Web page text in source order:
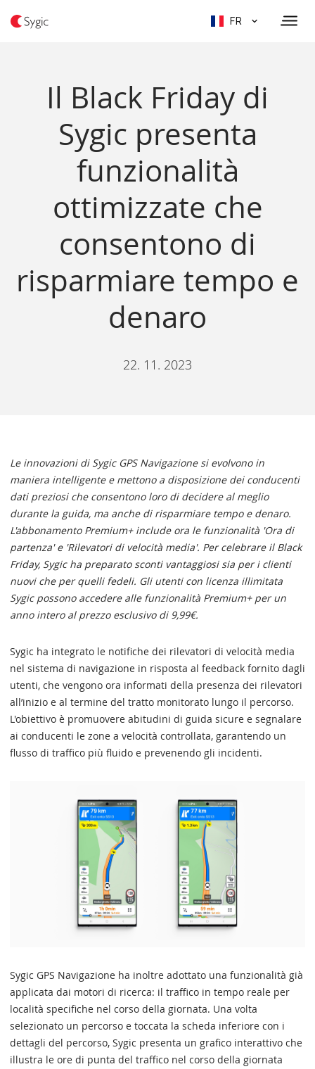
FR
Il Black Friday di
Sygic presenta
funzionalità
ottimizzate che
consentono di
risparmiare tempo e
denaro
22. 11. 2023
Le innovazioni di Sygic GPS Navigazione si evolvono in
maniera intelligente e mettono a disposizione dei conducenti
dati preziosi che consentono loro di decidere al meglio
durante la guida, ma anche di risparmiare tempo e denaro.
L'abbonamento Premium+ include ora le funzionalità 'Ora di
partenza' e 'Rilevatori di velocità media'. Per celebrare il Black
Friday, Sygic ha preparato sconti vantaggiosi sia per i clienti
nuovi che per quelli fedeli. Gli utenti con licenza illimitata
Sygic possono accedere alle funzionalità Premium+ per un
anno intero al prezzo esclusivo di 9,99€.
Sygic ha integrato le notifiche dei rilevatori di velocità media
nel sistema di navigazione in risposta al feedback fornito dagli
utenti, che vengono ora informati della presenza dei rilevatori
all’inizio e al termine del tratto monitorato lungo il percorso.
L'obiettivo è promuovere abitudini di guida sicure e segnalare
ai conducenti le zone a velocità controllata, garantendo un
flusso di traffico più fluido e prevenendo gli incidenti.
Sygic GPS Navigazione ha inoltre adottato una funzionalità già
applicata dai motori di ricerca: il traffico in tempo reale per
località specifiche nel corso della giornata. Una volta
selezionato un percorso e toccata la scheda inferiore con i
dettagli del percorso, Sygic presenta un grafico interattivo che
illustra le ore di punta del traffico nel corso della giornata